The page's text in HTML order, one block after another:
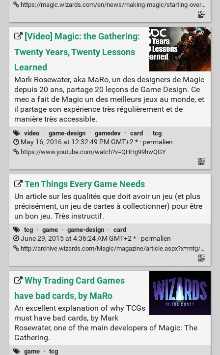
https://magic.wizards.com/en/news/making-magic/starting-over-2015-01-26
[Video] Magic: the Gathering:
Twenty Years, Twenty Lessons
Learned
Mark Rosewater, aka MaRo, un des designers de Magic
depuis 20 ans, partage 20 leçons de Game Design. Ce
mec a fait de Magic un des meilleurs jeux au monde, et
il partage son expérience très régulièrement et de
manière très accessible.
video · game-design · gamedev · card · tcg
May 16, 2016 at 12:32:49 PM GMT+2 * · permalien
https://www.youtube.com/watch?v=QHHg99hwQGY
Ten Things Every Game Needs
Un article sur les qualités que doit avoir un jeu (et plus
précisément, un jeu de cartes à collectionner) pour être
un bon jeu. Très instructif.
tcg · game · game-design · card
June 29, 2015 at 4:36:24 AM GMT+2 * · permalien
http://archive.wizards.com/Magic/magazine/article.aspx?x=mtg/daily/mm/174
Why Trading Card Games
have bad cards, by MaRo
An excellent explanation of why TCGs
must have bad cards, by Mark
Rosewater, one of the main developers of Magic: The
Gathering.
game · tcg